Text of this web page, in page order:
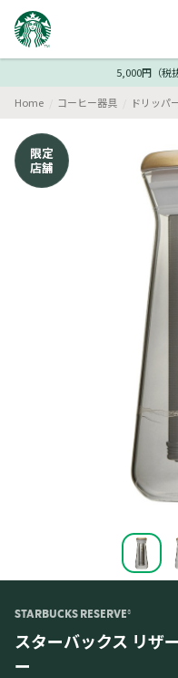
5,000円（税
Home コーヒー器具 ドリッパ
限定
店舗
STARBUCKS RESERVE®
スターバックス リザ
ー